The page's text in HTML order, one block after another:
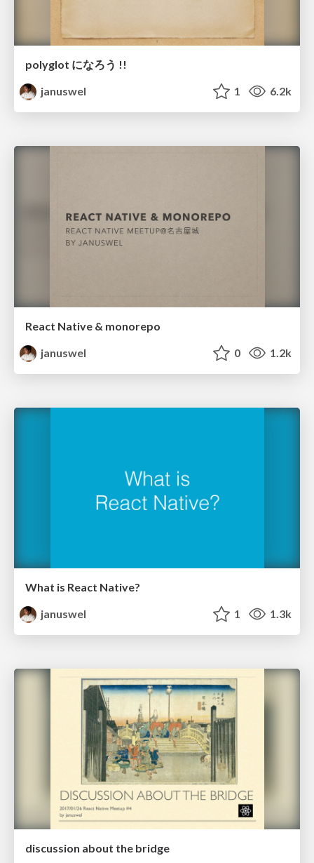
polyglot になろう !!
januswel
1 6.2k
React Native & monorepo
januswel
0 1.2k
What is React Native?
januswel
1 1.3k
discussion about the bridge